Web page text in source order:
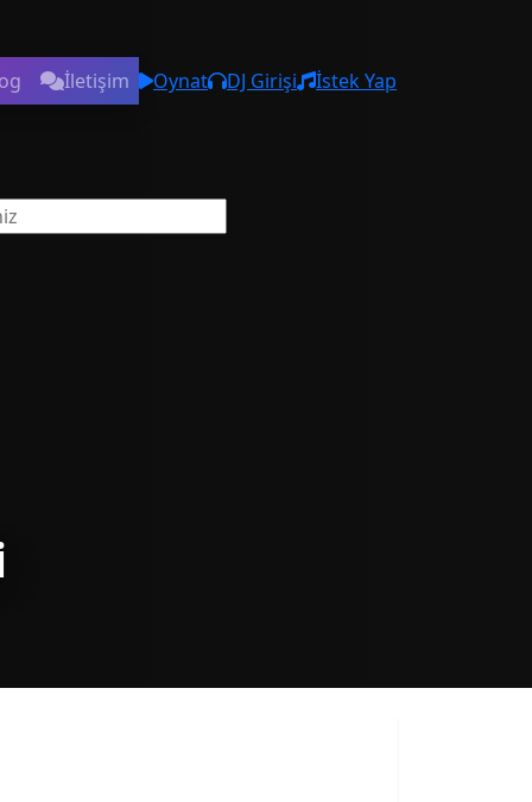
İletişim Oynat DJ Girişi İstek Yap